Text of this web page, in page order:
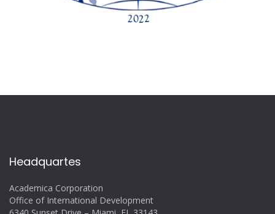
Headquartes
Academica Corporation
Office of International Development